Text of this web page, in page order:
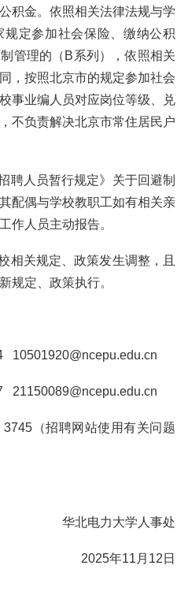
积金。依照相关法律法规与学
定参加社会保险、缴纳公积
管理的（B系列），依照相关
，按照北京市的规定参加社会
事业编人员对应岗位等级、兑
不负责解决北京市常住居民户
聘人员暂行规定》关于回避制
配偶与学校教职工如有相关亲
作人员主动报告。
相关规定、政策发生调整，且
规定、政策执行。
10501920@ncepu.edu.cn
21150089@ncepu.edu.cn
（招聘网站使用有关问题
华北电力大学人事处
2025年11月12日